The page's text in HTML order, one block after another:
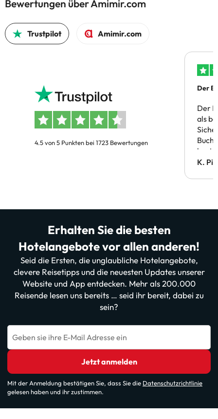
Bewertungen über Amimir.com
Trustpilot Amimir.com
4.5 von 5 Punkten bei 1723 Bewertungen
Der
Der
als
K.
Erhalten Sie die besten
Hotelangebote vor allen anderen!
Seid die Ersten, die unglaubliche Hotelangebote,
clevere Reisetipps und die neuesten Updates unserer
Website und App entdecken. Mehr als 200.000
Reisende lesen uns bereits … seid ihr bereit, dabei zu
sein?
Geben sie ihre E-Mail Adresse ein
Jetzt anmelden
Mit der Anmeldung bestätigen Sie, dass Sie die Datenschutzrichtlinie
gelesen haben und ihr zustimmen.